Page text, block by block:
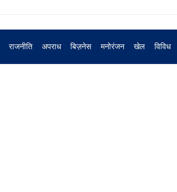
राजनीति अपराध बिज़नेस मनोरंजन खेल विविध